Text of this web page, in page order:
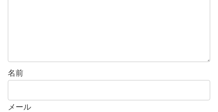
名前
メール